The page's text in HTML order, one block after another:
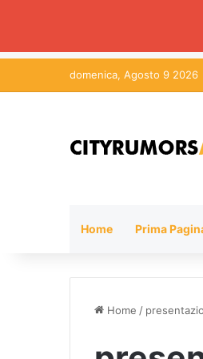
domenica, Agosto 9 2026
Home Prima
Home /